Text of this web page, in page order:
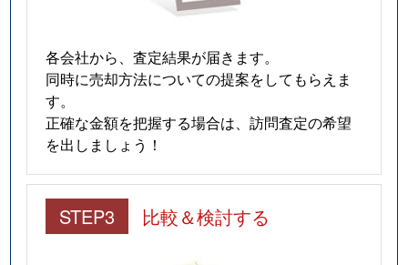
各会社から、査定結果が届きます。
同時に売却方法についての提案をしてもらえま
す。
正確な金額を把握する場合は、訪問査定の希望
を出しましょう！
STEP3 比較＆検討する